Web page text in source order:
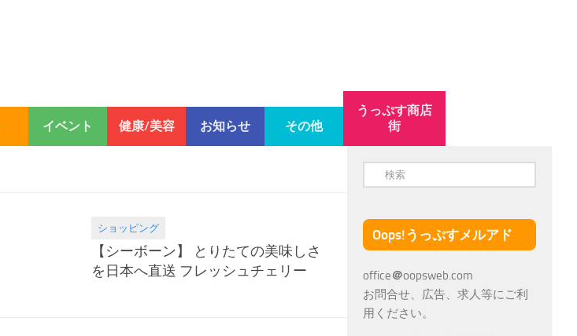
イベント 健康/美容 お知らせ その他
うっぷす商店
街
ショッピング
2020.05.12
【シーボーン】 とりたての美味しさ
を日本へ直送 フレッシュチェリー
Oops!うっぷすメルアド
office＠oopsweb.com
お問合せ、広告、求人等にご利
用ください。